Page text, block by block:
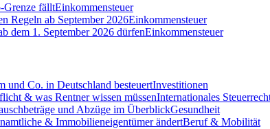
Grenze fälltEinkommensteuer
Regeln ab September 2026Einkommensteuer
dem 1. September 2026 dürfenEinkommensteuer
und Co. in Deutschland besteuertInvestitionen
& was Rentner wissen müssenInternationales
und Abzüge im ÜberblickGesundheit
& Immobilieneigentümer ändertBeruf & Mobilität